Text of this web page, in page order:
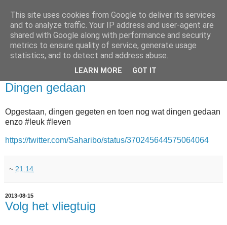
Dingen gedaan
Opgestaan, dingen gegeten en toen nog wat dingen gedaan
enzo #leuk #leven
https://twitter.com/Saharibo/status/370245644575064064
~ 21:14
2013-08-15
Volg het vliegtuig
This site uses cookies from Google to deliver its services
and to analyze traffic. Your IP address and user-agent are
shared with Google along with performance and security
metrics to ensure quality of service, generate usage
statistics, and to detect and address abuse.
LEARN MORE GOT IT